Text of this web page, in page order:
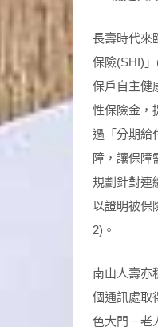
長壽時代來
保險(SHI)
保戶自主健
性保險金，
過「分期給
障，讓保障
規劃針對連
以證明被保
2)。
南山人壽亦
個通訊處取
色大門－老